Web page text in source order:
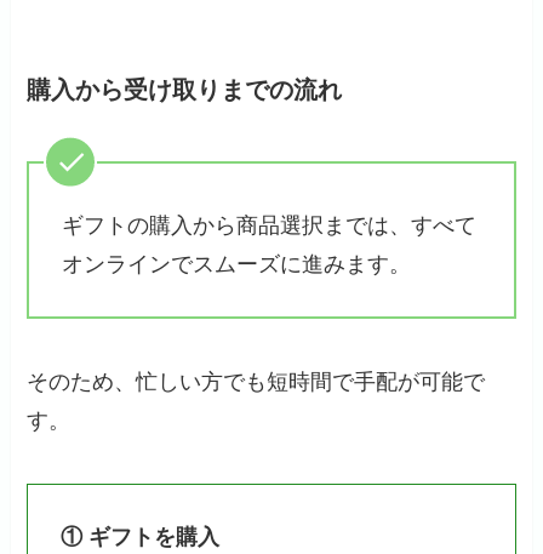
購入から受け取りまでの流れ
ギフトの購入から商品選択までは、すべて
オンラインでスムーズに進みます。
そのため、忙しい方でも短時間で手配が可能で
す。
① ギフトを購入